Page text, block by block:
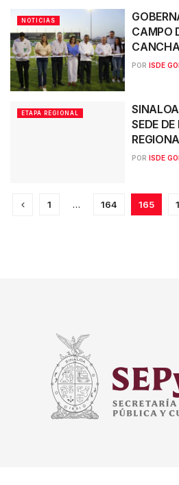
NOTICIAS
CAMPO
POR ISDE
ETAPA REGIONAL
SEDE
POR ISDE
1 … 164 165